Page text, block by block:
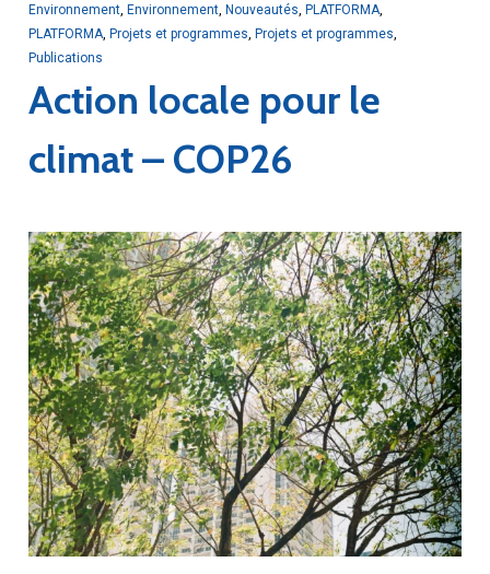
Environnement, Environnement, Nouveautés, PLATFORMA,
PLATFORMA, Projets et programmes, Projets et programmes,
Publications
Action locale pour le
climat – COP26